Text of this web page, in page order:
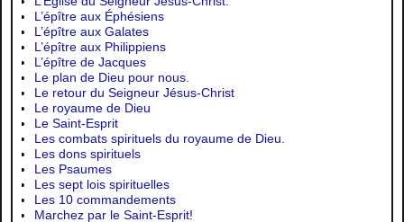
L’épître aux Éphésiens
L’épître aux Galates
L’épître aux Philippiens
L’épître de Jacques
Le plan de Dieu pour nous.
Le retour du Seigneur Jésus-Christ
Le royaume de Dieu
Le Saint-Esprit
Les combats spirituels du royaume de Dieu.
Les dons spirituels
Les Psaumes
Les sept lois spirituelles
Les 10 commandements
Marchez par le Saint-Esprit!